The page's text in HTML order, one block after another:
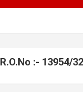
R.O.No :- 13954/32